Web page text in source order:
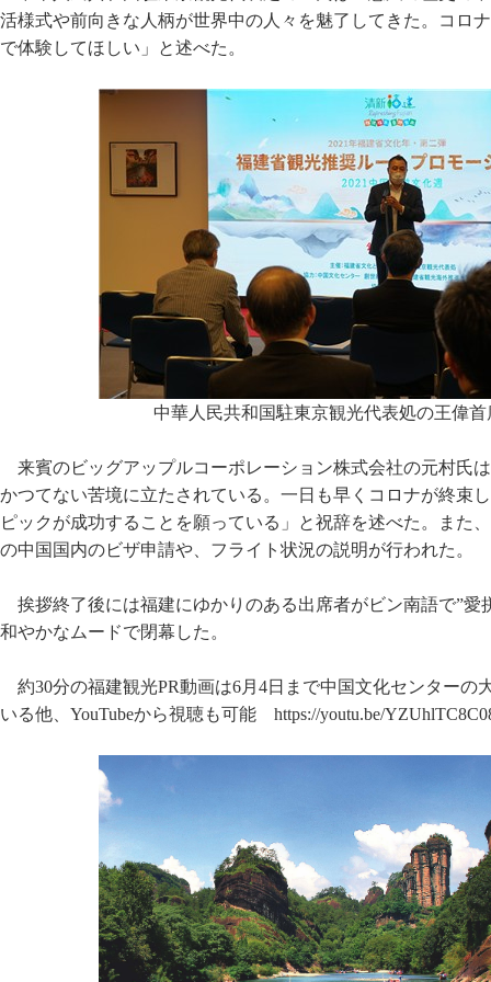
活様式や前向きな人柄が世界中の人々を魅了してきた。コロ
で体験してほしい」と述べた。
中華人民共和国駐東京観光代表処の王偉
来賓のビッグアップルコーポレーション株式会社の元村氏
かつてない苦境に立たされている。一日も早くコロナが終束
ピックが成功することを願っている」と祝辞を述べた。また
の中国国内のビザ申請や、フライト状況の説明が行われた。
挨拶終了後には福建にゆかりのある出席者がビン南語で”愛
和やかなムードで閉幕した。
約30分の福建観光PR動画は6月4日まで中国文化センターの
いる他、YouTubeから視聴も可能 https://youtu.be/